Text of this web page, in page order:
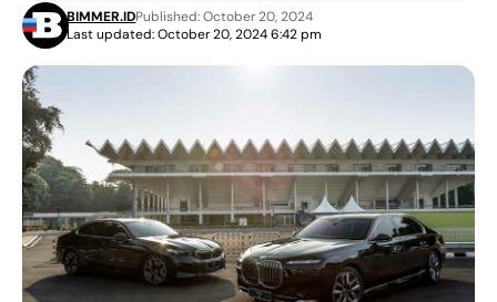
Last updated: October 20, 2024 6:42 pm
BIMMER.IDPublished: October 20, 2024